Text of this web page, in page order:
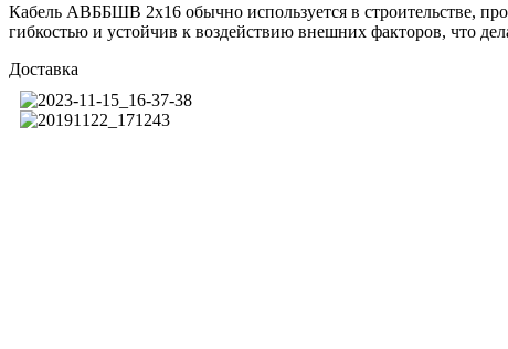
Кабель АВББШВ 2х16 обычно используется в строительстве,
гибкостью и устойчив к воздействию внешних факторов, что
Доставка